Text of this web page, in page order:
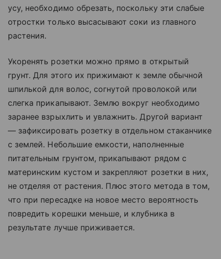
усу, необходимо обрезать, поскольку эти слабые
отростки только высасывают соки из главного
растения.
Укоренять розетки можно прямо в открытый
грунт. Для этого их прижимают к земле обычной
шпилькой для волос, согнутой проволокой или
слегка прикапывают. Землю вокруг необходимо
заранее взрыхлить и увлажнить. Другой вариант
— зафиксировать розетку в отдельном стаканчике
с землей. Небольшие емкости, наполненные
питательным грунтом, прикапывают рядом с
материнским кустом и закрепляют розетки в них,
не отделяя от растения. Плюс этого метода в том,
что при пересадке на новое место вероятность
повредить корешки меньше, и клубника в
результате лучше приживается.